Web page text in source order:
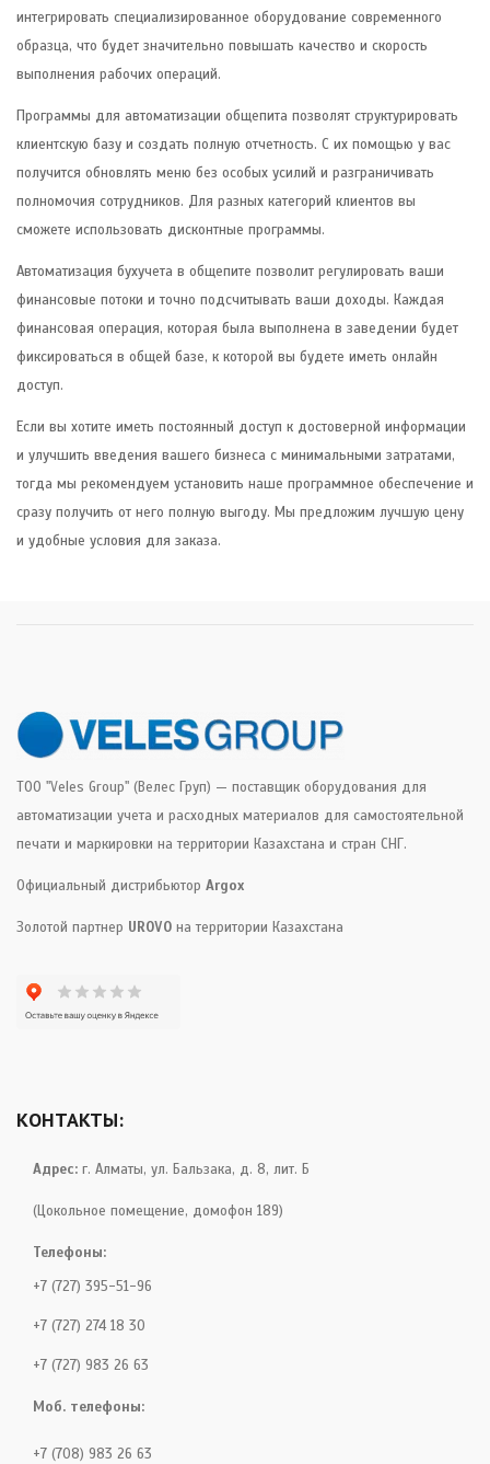
интегрировать специализированное оборудование современного
образца, что будет значительно повышать качество и скорость
выполнения рабочих операций.
Программы для автоматизации общепита позволят структурировать
клиентскую базу и создать полную отчетность. С их помощью у вас
получится обновлять меню без особых усилий и разграничивать
полномочия сотрудников. Для разных категорий клиентов вы
сможете использовать дисконтные программы.
Автоматизация бухучета в общепите позволит регулировать ваши
финансовые потоки и точно подсчитывать ваши доходы. Каждая
финансовая операция, которая была выполнена в заведении будет
фиксироваться в общей базе, к которой вы будете иметь онлайн
доступ.
Если вы хотите иметь постоянный доступ к достоверной информации
и улучшить введения вашего бизнеса с минимальными затратами,
тогда мы рекомендуем установить наше программное обеспечение и
сразу получить от него полную выгоду. Мы предложим лучшую цену
и удобные условия для заказа.
ТОО "Veles Group" (Велес Груп) — поставщик оборудования для
автоматизации учета и расходных материалов для самостоятельной
печати и маркировки на территории Казахстана и стран СНГ.
Официальный дистрибьютор Argox
Золотой партнер UROVO на территории Казахстана
КОНТАКТЫ:
Адрес: г. Алматы, ул. Бальзака, д. 8, лит. Б
(Цокольное помещение, домофон 189)
Телефоны:
+7 (727) 395-51-96
+7 (727) 274 18 30
+7 (727) 983 26 63
Моб. телефоны:
+7 (708) 983 26 63